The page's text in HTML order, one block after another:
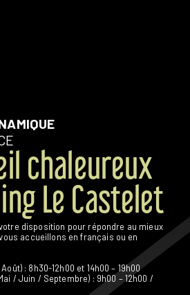
chaleureux
Le Castelet
disposition pour répondre au mieux
accueillons en français ou en
: 8h30-12h00 et 14h00 – 19h00
/ Juin / Septembre) : 9h00 – 12h00 /